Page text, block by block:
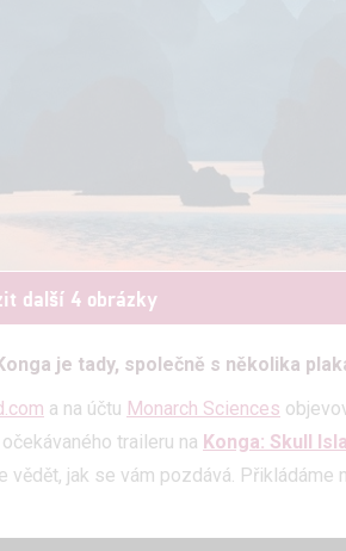
další 4 obrázky
je tady, společně s několika
a na účtu Monarch Sciences
traileru na Konga: Skull
jak se vám pozdává. Přikládáme